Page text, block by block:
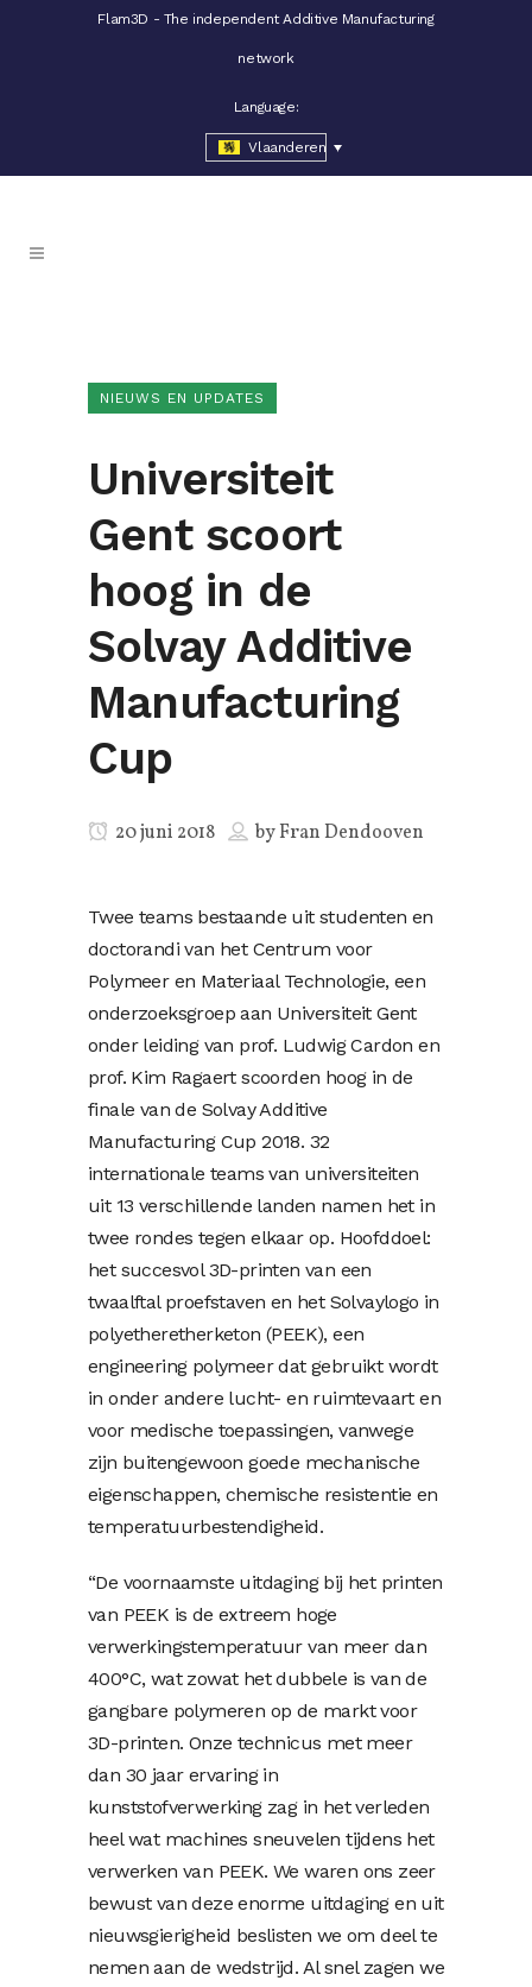
Flam3D - The independent Additive Manufacturing
network
Language:
Vlaanderen
NIEUWS EN UPDATES
Universiteit
Gent scoort
hoog in de
Solvay Additive
Manufacturing
Cup
20 juni 2018 byFran Dendooven
Twee teams bestaande uit studenten en
doctorandi van het Centrum voor
Polymeer en Materiaal Technologie, een
onderzoeksgroep aan Universiteit Gent
onder leiding van prof. Ludwig Cardon en
prof. Kim Ragaert scoorden hoog in de
finale van de Solvay Additive
Manufacturing Cup 2018. 32
internationale teams van universiteiten
uit 13 verschillende landen namen het in
twee rondes tegen elkaar op. Hoofddoel:
het succesvol 3D-printen van een
twaalftal proefstaven en het Solvaylogo in
polyetheretherketon (PEEK), een
engineering polymeer dat gebruikt wordt
in onder andere lucht- en ruimtevaart en
voor medische toepassingen, vanwege
zijn buitengewoon goede mechanische
eigenschappen, chemische resistentie en
temperatuurbestendigheid.
“De voornaamste uitdaging bij het printen
van PEEK is de extreem hoge
verwerkingstemperatuur van meer dan
400°C, wat zowat het dubbele is van de
gangbare polymeren op de markt voor
3D-printen. Onze technicus met meer
dan 30 jaar ervaring in
kunststofverwerking zag in het verleden
heel wat machines sneuvelen tijdens het
verwerken van PEEK. We waren ons zeer
bewust van deze enorme uitdaging en uit
nieuwsgierigheid beslisten we om deel te
nemen aan de wedstrijd. Al snel zagen we